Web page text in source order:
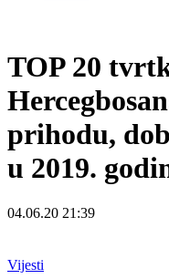
TOP 20
prihodu,
u 2019.
04.06.20 21:39
Vijesti